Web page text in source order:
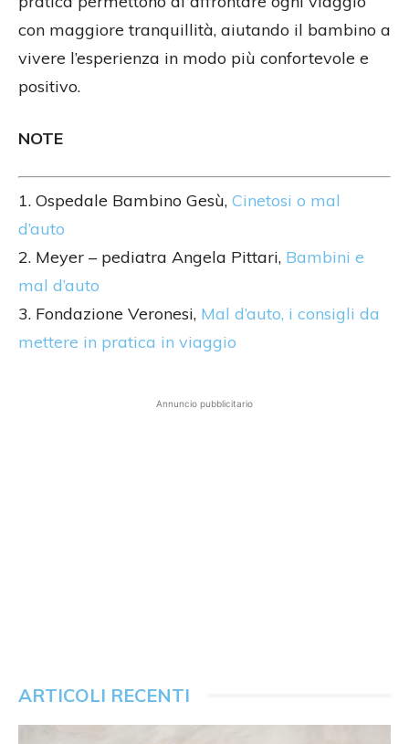
con maggiore tranquillità, aiutando il bambino a
vivere l’esperienza in modo più confortevole e
positivo.
NOTE
1. Ospedale Bambino Gesù, Cinetosi o mal
d’auto
2. Meyer – pediatra Angela Pittari, Bambini e
mal d’auto
3. Fondazione Veronesi, Mal d’auto, i consigli da
mettere in pratica in viaggio
Annuncio pubblicitario
ARTICOLI RECENTI